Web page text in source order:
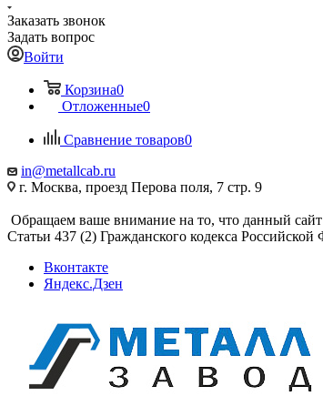
Заказать звонок
Задать вопрос
Войти
Корзина0
Отложенные0
Сравнение товаров0
in@metallcab.ru
г. Москва, проезд Перова поля, 7 стр. 9
Обращаем ваше внимание на то, что данный
Статьи 437 (2) Гражданского кодекса Российской
Вконтакте
Яндекс.Дзен